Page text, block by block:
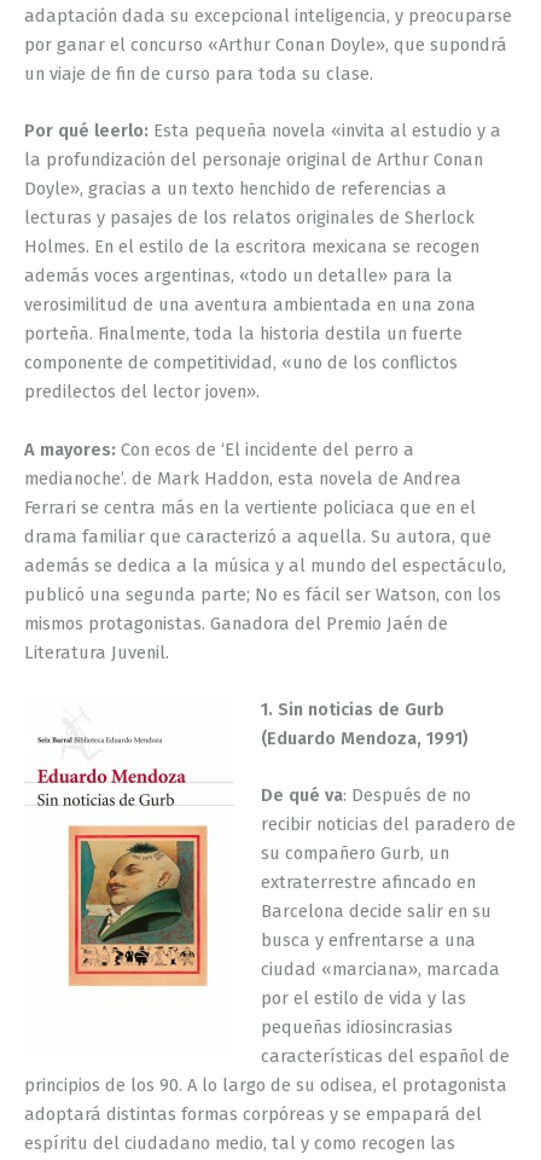
adaptación dada su excepcional inteligencia, y preocuparse
por ganar el concurso «Arthur Conan Doyle», que supondrá
un viaje de fin de curso para toda su clase.
Por qué leerlo: Esta pequeña novela «invita al estudio y a
la profundización del personaje original de Arthur Conan
Doyle», gracias a un texto henchido de referencias a
lecturas y pasajes de los relatos originales de Sherlock
Holmes. En el estilo de la escritora mexicana se recogen
además voces argentinas, «todo un detalle» para la
verosimilitud de una aventura ambientada en una zona
porteña. Finalmente, toda la historia destila un fuerte
componente de competitividad, «uno de los conflictos
predilectos del lector joven».
A mayores: Con ecos de ‘El incidente del perro a
medianoche’. de Mark Haddon, esta novela de Andrea
Ferrari se centra más en la vertiente policiaca que en el
drama familiar que caracterizó a aquella. Su autora, que
además se dedica a la música y al mundo del espectáculo,
publicó una segunda parte; No es fácil ser Watson, con los
mismos protagonistas. Ganadora del Premio Jaén de
Literatura Juvenil.
1. Sin noticias de Gurb
(Eduardo Mendoza, 1991)
De qué va: Después de no
recibir noticias del paradero de
su compañero Gurb, un
extraterrestre afincado en
Barcelona decide salir en su
busca y enfrentarse a una
ciudad «marciana», marcada
por el estilo de vida y las
pequeñas idiosincrasias
características del español de
principios de los 90. A lo largo de su odisea, el protagonista
adoptará distintas formas corpóreas y se empapará del
espíritu del ciudadano medio, tal y como recogen las